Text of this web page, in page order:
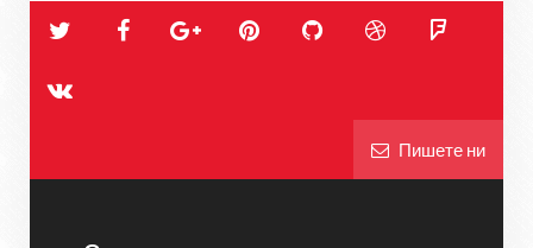
Пишете ни